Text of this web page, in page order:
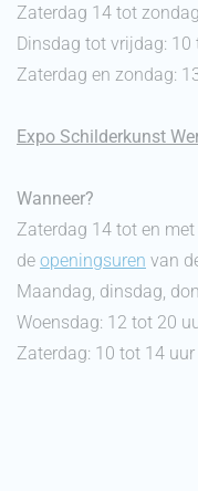
Zaterdag 14 tot
Dinsdag tot vrijdag: 10
Zaterdag en zondag:
Expo Schilderkunst
Wanneer?
Zaterdag 14 tot en
de openingsuren van
Maandag, dinsdag,
Woensdag: 12 tot 20
Zaterdag: 10 tot 14 uur